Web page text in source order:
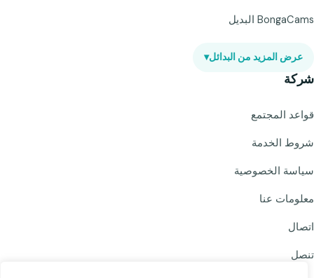
BongaCams البديل
عرض المزيد من البدائل▾
شركة
قواعد المجتمع
شروط الخدمة
سياسة الخصوصية
معلومات عنا
اتصال
تنصل